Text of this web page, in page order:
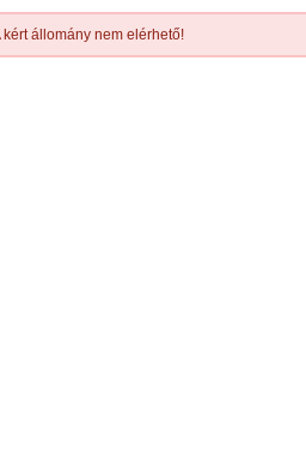
kért állomány nem elérhető!